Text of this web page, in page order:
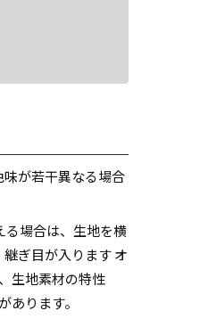
が若干異なる場合
る場合は、生地を横
ぎ目が入ります オ
生地素材の特性
ります。